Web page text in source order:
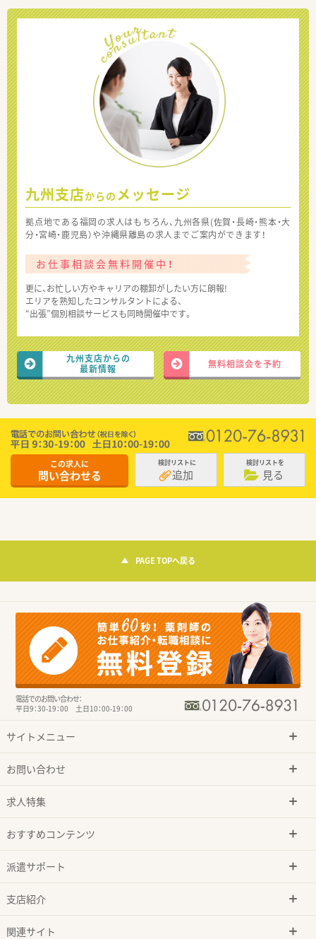
九州支店からの メッセージ
拠点地である福岡の求人はもちろん、九州各県(佐賀・長崎・熊本・大
分・宮崎・鹿児島）や沖縄県離島の求人までご案内ができます！
お仕事相談会無料開催中！
更に、お忙しい方やキャリアの棚卸がしたい方に朗報!
エリアを熟知したコンサルタントによる、
“出張”個別相談サービスも同時開催中です。
九州支店からの
最新情報
無料相談会を予約
この求人に
問い合わせる
検討リストに
追加
検討リストを
見る
PAGE TOPへ戻る
電話でのお問い合わせ：
平日9：30-19：00 土日10：00-19：00
サイトメニュー
お問い合わせ
求人特集
おすすめコンテンツ
派遣サポート
支店紹介
関連サイト